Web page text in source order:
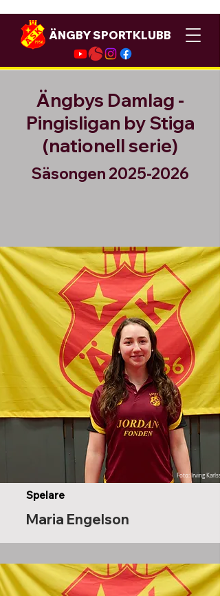
ÄNGBY SPORTKLUBB
Ängbys Damlag -
Pingisligan by Stiga
(nationell serie)
Säsongen 2025-2026
Foto: Irving
Spelare
Maria Engelson